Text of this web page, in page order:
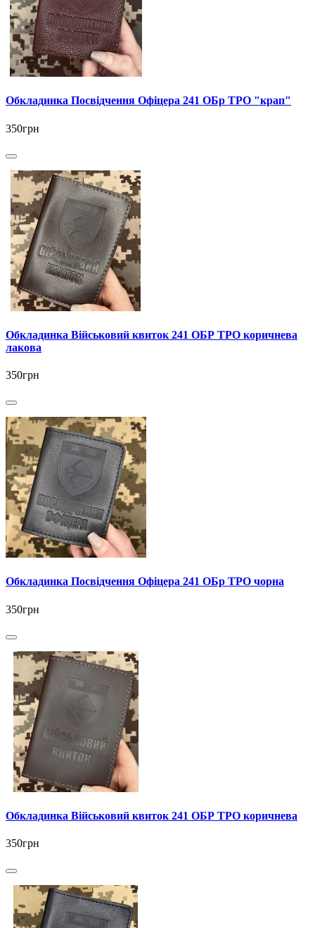
Обкладинка Посвідчення Офіцера 241 ОБр ТРО "крап"
350грн
Обкладинка Військовий квиток 241 ОБР ТРО коричнева
лакова
350грн
Обкладинка Посвідчення Офіцера 241 ОБр ТРО чорна
350грн
Обкладинка Військовий квиток 241 ОБР ТРО коричнева
350грн